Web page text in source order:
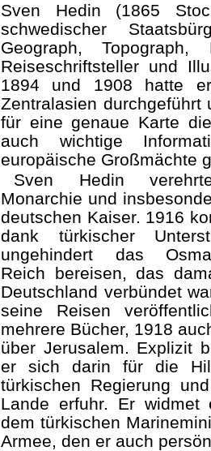
Sven Hedin (1865
schwedischer
Geograph, Topograph,
Reiseschriftsteller und
1894 und 1908 hatte
Zentralasien
für eine genaue Karte
auch wichtige
europäische Großmächte
Sven Hedin
Monarchie und
deutschen Kaiser. 1916
dank türkischer
ungehindert das
Reich bereisen, das
Deutsch­land verbündet
seine Reisen
mehrere Bücher, 1918
über Je­rusalem. Explizit
er sich darin für die
türkischen Regierung
Lande erfuhr. Er widmet
dem türkischen
Armee, den er auch